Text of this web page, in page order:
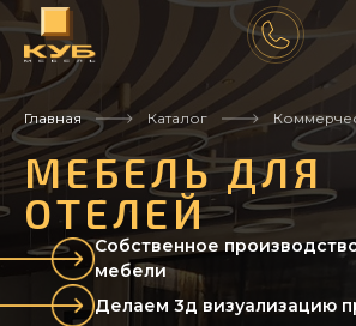
Главная Каталог
МЕБЕЛЬ ДЛЯ
ОТЕЛЕЙ
Собственное
мебели
Делаем 3д визуализацию